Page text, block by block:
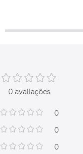
0 avaliações
0
0
0